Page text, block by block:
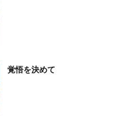
覚悟を決めて